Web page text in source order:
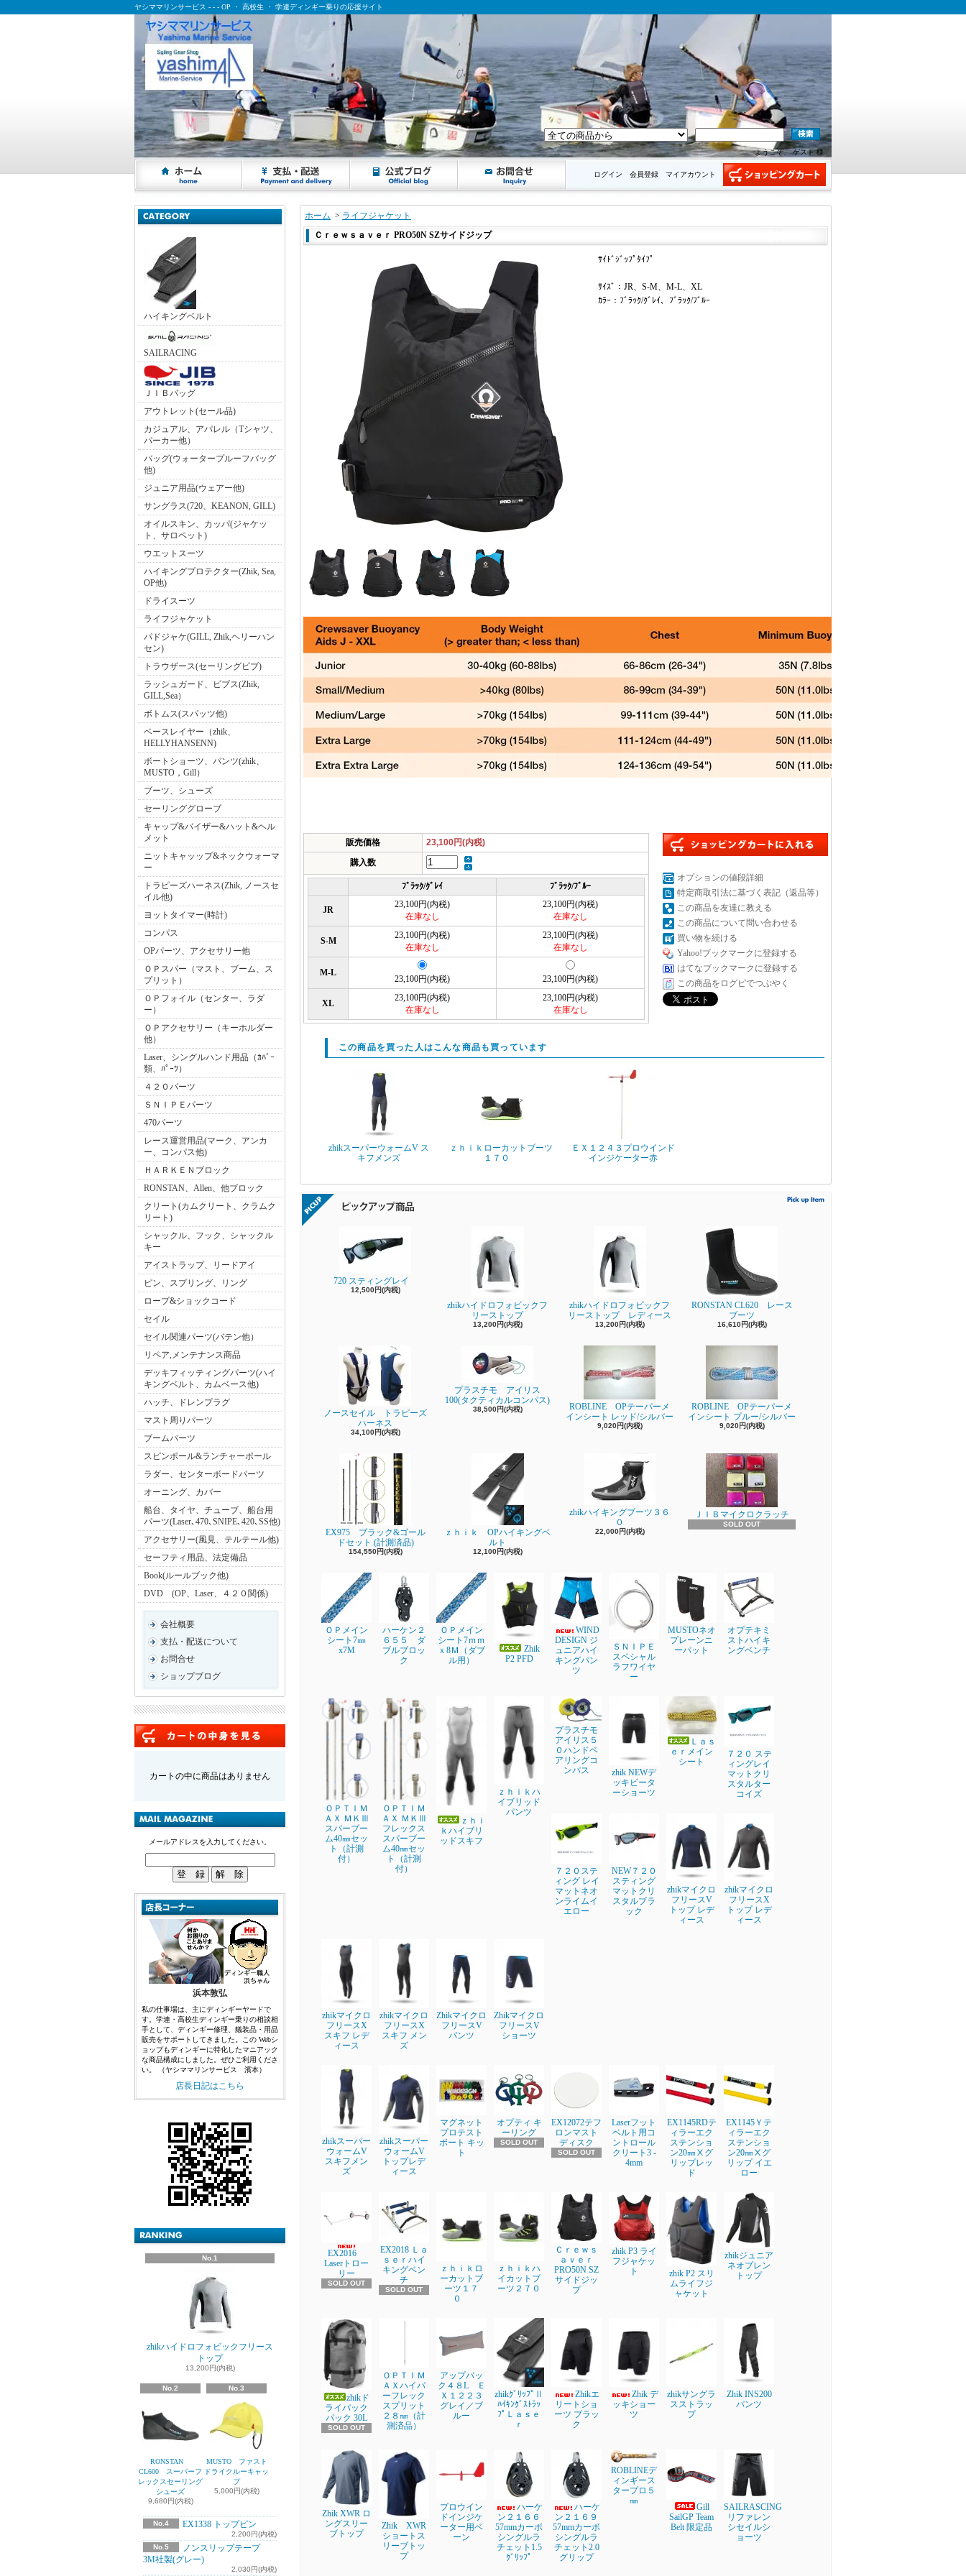
ヤシママリンサービス - - - OP ・ 高校生 ・ 学連ディンギー乗りの応援サイト
ようこそ、 ゲスト 様
マイアカウント
会員登録
ログイン
ハイキングベルト
SAILRACING
ＪＩＢバッグ
アウトレット(セール品)
カジュアル、アパレル（Tシャツ、
パーカー他）
バッグ(ウォータープルーフバッグ
他)
ジュニア用品(ウェアー他)
サングラス(720、KEANON, GILL)
オイルスキン、カッパ(ジャケッ
ト、サロペット)
ウエットスーツ
ハイキングプロテクター(Zhik, Sea,
OP他)
ドライスーツ
ライフジャケット
パドジャケ(GILL, Zhik,ヘリーハン
セン)
トラウザース(セーリングビブ)
ラッシュガード、ビブス(Zhik,
GILL,Sea）
ボトムス(スパッツ他)
ベースレイヤー（zhik、
HELLYHANSENN)
ボートショーツ、パンツ(zhik、
MUSTO，Gill）
ブーツ、シューズ
セーリンググローブ
キャップ&バイザー&ハット&ヘル
メット
ニットキャッップ&ネックウォーマ
ー
トラピーズハーネス(Zhik, ノースセ
イル他)
ヨットタイマー(時計)
コンパス
OPパーツ、アクセサリー他
ＯＰスパー（マスト、ブーム、ス
プリット）
ＯＰフォイル（センター、ラダ
ー）
ＯＰアクセサリー（キーホルダー
他）
Laser、シングルハンド用品（ｶﾊﾞｰ
類、ﾊﾟｰﾂ）
４２０パーツ
ＳＮＩＰＥパーツ
470パーツ
レース運営用品(マーク、アンカ
ー、コンパス他)
ＨＡＲＫＥＮブロック
RONSTAN、Allen、他ブロック
クリート(カムクリート、クラムク
リート)
シャックル、フック、シャックル
キー
アイストラップ、リードアイ
ピン、スプリング、リング
ロープ&ショックコード
セイル
セイル関連パーツ(バテン他）
リペア,メンテナンス商品
デッキフィッティングパーツ(ハイ
キングベルト、カムベース他)
ハッチ、ドレンプラグ
マスト周りパーツ
ブームパーツ
スピンポール&ランチャーポール
ラダー、センターボードパーツ
オーニング、カバー
船台、タイヤ、チューブ、船台用
パーツ(Laser､470､SNIPE､420､SS他)
アクセサリー(風見、テルテール他)
セーフティ用品、法定備品
Book(ルールブック他)
DVD (OP、Laser、４２０関係)
会社概要
支払・配送について
お問合せ
ショップブログ
カートの中に商品はありません
メールアドレスを入力してください。
浜本敦弘
私の仕事場は、主にディンギーヤードで
す。学連・高校生ディンギー乗りの相談相
手として、ディンギー修理、艤装品・用品
販売をサポートしてきました。この Webシ
ョップもディンギーに特化したマニアック
な商品構成にしました。ぜひご利用くださ
い。 （ヤシママリンサービス 濱本）
店長日記はこちら
No.1
zhikハイドロフォビックフリース
トップ
13,200円(内税)
No.2
RONSTAN
CL600 スーパーフ
レックスセーリング
シューズ
9,680円(内税)
No.3
MUSTO ファスト
ドライクルーキャッ
プ
5,000円(内税)
No.4 EX1338 トップピン
2,200円(内税)
No.5
ノンスリップテープ
3M社製(グレー)
2,030円(内税)
ホーム > ライフジャケット
Ｃｒｅｗｓａｖｅｒ PRO50N SZサイドジップ
ｻｲﾄﾞｼﾞｯﾌﾟﾀｲﾌﾟ
ｻｲｽﾞ：JR、S-M、M-L、XL
ｶﾗｰ：ﾌﾞﾗｯｸ/ｸﾞﾚｲ、ﾌﾞﾗｯｸ/ﾌﾞﾙｰ
販売価格
23,100円(内税)
購入数
ﾌﾞﾗｯｸ/ｸﾞﾚｲ ﾌﾞﾗｯｸ/ﾌﾞﾙｰ
JR
23,100円(内税)
在庫なし
23,100円(内税)
在庫なし
S-M
23,100円(内税)
在庫なし
23,100円(内税)
在庫なし
M-L
23,100円(内税) 23,100円(内税)
XL
23,100円(内税)
在庫なし
23,100円(内税)
在庫なし
オプションの値段詳細
特定商取引法に基づく表記（返品等）
この商品を友達に教える
この商品について問い合わせる
買い物を続ける
Yahoo!ブックマークに登録する
はてなブックマークに登録する
この商品をログピでつぶやく
この商品を買った人はこんな商品も買っています
zhikスーパーウォームV ス
キフメンズ
ｚｈｉｋローカットブーツ
１７０
ＥＸ１２４３プロウインド
インジケーター赤
720 スティングレイ
12,500円(内税)
zhikハイドロフォビックフ
リーストップ
13,200円(内税)
zhikハイドロフォビックフ
リーストップ レディース
13,200円(内税)
RONSTAN CL620 レース
ブーツ
16,610円(内税)
ノースセイル トラピーズ
ハーネス
34,100円(内税)
プラスチモ アイリス
100(タクティカルコンパス)
38,500円(内税)
ROBLINE OPテーパーメ
インシート レッド/シルバー
9,020円(内税)
ROBLINE OPテーパーメ
インシート プルー/シルバー
9,020円(内税)
EX975 ブラック&ゴール
ドセット (計測済品)
154,550円(内税)
ｚｈｉｋ OPハイキングベ
ルト
12,100円(内税)
zhikハイキングブーツ３６
０
22,000円(内税)
ＪＩＢマイクロクラッチ
SOLD OUT
ＯＰメイン
シート7㎜
x7M
ハーケン２
６５５ ダ
ブルブロッ
ク
ＯＰメイン
シート7ｍｍ
ｘ8Ｍ（ダブ
ル用）
Zhik
P2 PFD
WIND
DESIGN ジ
ュニアハイ
キングパン
ツ
ＳＮＩＰＥ
スペシャル
ラフワイヤ
ー
MUSTOネオ
プレーンニ
ーパット
オプテキミ
ストハイキ
ングベンチ
ＯＰＴＩＭ
ＡＸ ＭＫⅢ
スパーブー
ム40㎜セッ
ト（計測
付）
ＯＰＴＩＭ
ＡＸ ＭＫⅢ
フレックス
スパーブー
ム40㎜セッ
ト（計測
付）
ｚｈｉ
ｋハイブリ
ッドスキフ
ｚｈｉｋハ
イブリッド
パンツ
プラスチモ
アイリス５
０ハンドベ
アリングコ
ンパス
zhik NEWデ
ッキビータ
ーショーツ
Ｌａｓ
ｅｒメイン
シート
７２０ ステ
ィングレイ
マットクリ
スタルター
コイズ
７２０ステ
ィング レイ
マットネオ
ンライムイ
エロー
NEW７２０
スティング
マットクリ
スタルブラ
ック
zhikマイクロ
フリースV
トップ レデ
ィース
zhikマイクロ
フリースX
トップ レデ
ィース
zhikマイクロ
フリースX
スキフ レデ
ィース
zhikマイクロ
フリースX
スキフ メン
ズ
Zhikマイクロ
フリースV
パンツ
Zhikマイクロ
フリースV
ショーツ
zhikスーパー
ウォームV
スキフメン
ズ
zhikスーパー
ウォームV
トップレデ
ィース
マグネット
プロテスト
ボート キッ
ト
オプティ キ
ーリング
SOLD OUT
EX12072テフ
ロンマスト
ディスク
SOLD OUT
Laserフット
ベルト用コ
ントロール
クリート3 -
4mm
EX1145RDテ
ィラーエク
ステンショ
ン20㎜Ⅹグ
リップレッ
ド
EX1145Ｙテ
ィラーエク
ステンショ
ン20㎜Ⅹグ
リップ イエ
ロー
EX2016
Laserトロー
リー
SOLD OUT
EX2018 Ｌａ
ｓｅｒハイ
キングベン
チ
SOLD OUT
ｚｈｉｋロ
ーカットブ
ーツ１７
０
ｚｈｉｋハ
イカットブ
ーツ２７０
Ｃｒｅｗｓ
ａｖｅｒ
PRO50N SZ
サイドジッ
プ
zhik P3 ライ
フジャケッ
ト
zhik P2 スリ
ムライフジ
ャケット
zhikジュニア
ネオプレン
トップ
zhikド
ライバック
パック 30L
SOLD OUT
ＯＰＴＩＭ
ＡＸハイパ
ーフレック
スプリット
２８㎜（計
測済品）
アップバッ
ク４８L Ｅ
Ｘ１２２３
グレイ／ブ
ルー
zhikｸﾞﾘｯﾌﾟⅡ
ﾊｲｷﾝｸﾞｽﾄﾗｯ
ﾌﾟＬａｓｅ
ｒ
Zhikエ
リートショ
ーツ ブラッ
ク
Zhik デ
ッキショー
ツ
zhikサングラ
スストラッ
プ
Zhik INS200
パンツ
Zhik XWR ロ
ングスリー
ブトップ
Zhik XWR
ショートス
リーブトッ
プ
プロウイン
ドインジケ
ーター用ベ
ーン
ハーケ
ン２１６６
57mmカーボ
シングルラ
チェット1.5
ｸﾞﾘｯﾌﾟ
ハーケ
ン２１６９
57mmカーボ
シングルラ
チェット2.0
グリップ
ROBLINEデ
ィンギース
タープロ５
㎜
Gill
SailGP Team
Belt 限定品
SAILRASCING
リファレン
シセイルシ
ョーツ